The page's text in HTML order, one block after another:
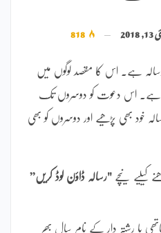
رسالہ ہے۔ اس کا مقصد لوگوں میں
ہے۔ اس دعوت کو دوسروں تک
خود بھی پڑھیے اور دوسروں کو بھی
"رسالہ ڈاؤن لوڈ کریں”
یا رشتہ دار کے نام سال بھر